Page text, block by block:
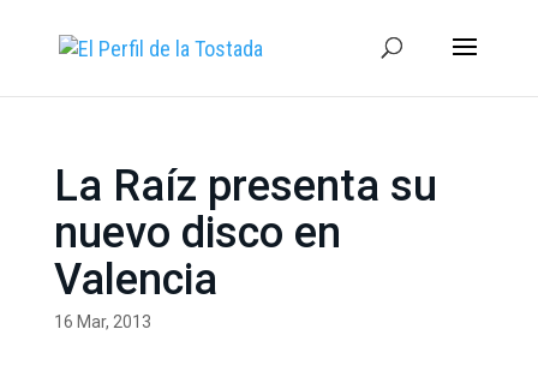
La Raíz presenta su
nuevo disco en
Valencia
16 Mar, 2013